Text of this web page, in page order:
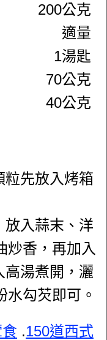
200公克
適量
1湯匙
70公克
40公克
粒先放入烤箱
放入蒜末、洋
炒香，再加入
高湯煮開，灑
水勾芡即可。
.150道西式